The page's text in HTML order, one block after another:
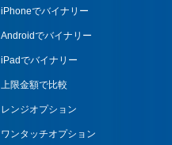
iPhoneでバイナリー
Androidでバイナリー
iPadでバイナリー
上限金額で比較
レンジオプション
ワンタッチオプション